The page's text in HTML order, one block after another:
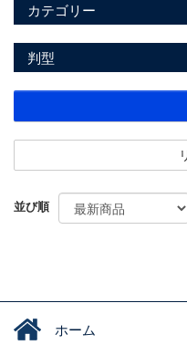
カテゴリー
判型
並び順
ホーム